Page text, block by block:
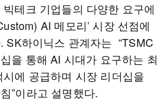
테크 기업들의 다양한 요구에
AI 메모리’ 시장 선점에
SK하이닉스 관계자는 “TSMC
을 통해 AI 시대가 요구하는 최
에 공급하며 시장 리더십을
”이라고 설명했다.